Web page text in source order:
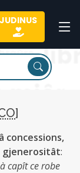
JUDINUS
]
concessions,
gjenerositât:
capît ce robe